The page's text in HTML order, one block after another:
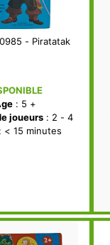
- Piratatak
: 5 +
joueurs: 2 - 4
15 minutes